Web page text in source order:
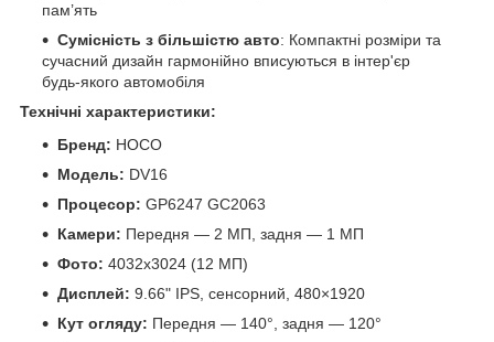
пам’ять
Сумісність з більшістю авто: Компактні розміри та
сучасний дизайн гармонійно вписуються в інтер'єр
будь-якого автомобіля
Технічні характеристики:
Бренд: HOCO
Модель: DV16
Процесор: GP6247 GC2063
Камери: Передня — 2 МП, задня — 1 МП
Фото: 4032x3024 (12 МП)
Дисплей: 9.66" IPS, сенсорний, 480×1920
Кут огляду: Передня — 140°, задня — 120°